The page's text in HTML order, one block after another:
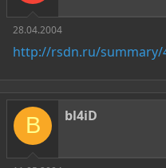
28.04.2004
http://rsdn.ru/summary/
B bl4iD